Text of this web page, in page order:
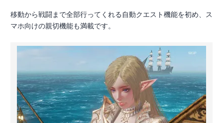
移動から戦闘まで全部行ってくれる自動クエスト機能を初め、ス
マホ向けの親切機能も満載です。